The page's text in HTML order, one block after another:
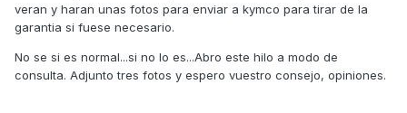
veran y haran unas fotos para enviar a kymco para tirar de la
garantia si fuese necesario.
No se si es normal...si no lo es...Abro este hilo a modo de
consulta. Adjunto tres fotos y espero vuestro consejo, opiniones.